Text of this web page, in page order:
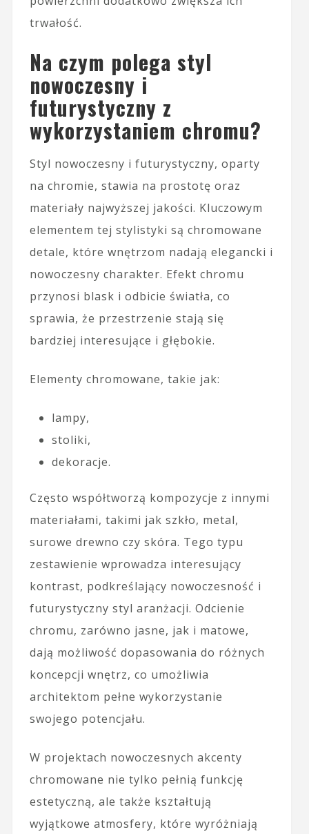
trwałość.
Na czym polega styl
nowoczesny i
futurystyczny z
wykorzystaniem chromu?
Styl nowoczesny i futurystyczny, oparty
na chromie, stawia na prostotę oraz
materiały najwyższej jakości. Kluczowym
elementem tej stylistyki są chromowane
detale, które wnętrzom nadają elegancki i
nowoczesny charakter. Efekt chromu
przynosi blask i odbicie światła, co
sprawia, że przestrzenie stają się
bardziej interesujące i głębokie.
Elementy chromowane, takie jak:
lampy,
stoliki,
dekoracje.
Często współtworzą kompozycje z innymi
materiałami, takimi jak szkło, metal,
surowe drewno czy skóra. Tego typu
zestawienie wprowadza interesujący
kontrast, podkreślający nowoczesność i
futurystyczny styl aranżacji. Odcienie
chromu, zarówno jasne, jak i matowe,
dają możliwość dopasowania do różnych
koncepcji wnętrz, co umożliwia
architektom pełne wykorzystanie
swojego potencjału.
W projektach nowoczesnych akcenty
chromowane nie tylko pełnią funkcję
estetyczną, ale także kształtują
wyjątkowe atmosfery, które wyróżniają